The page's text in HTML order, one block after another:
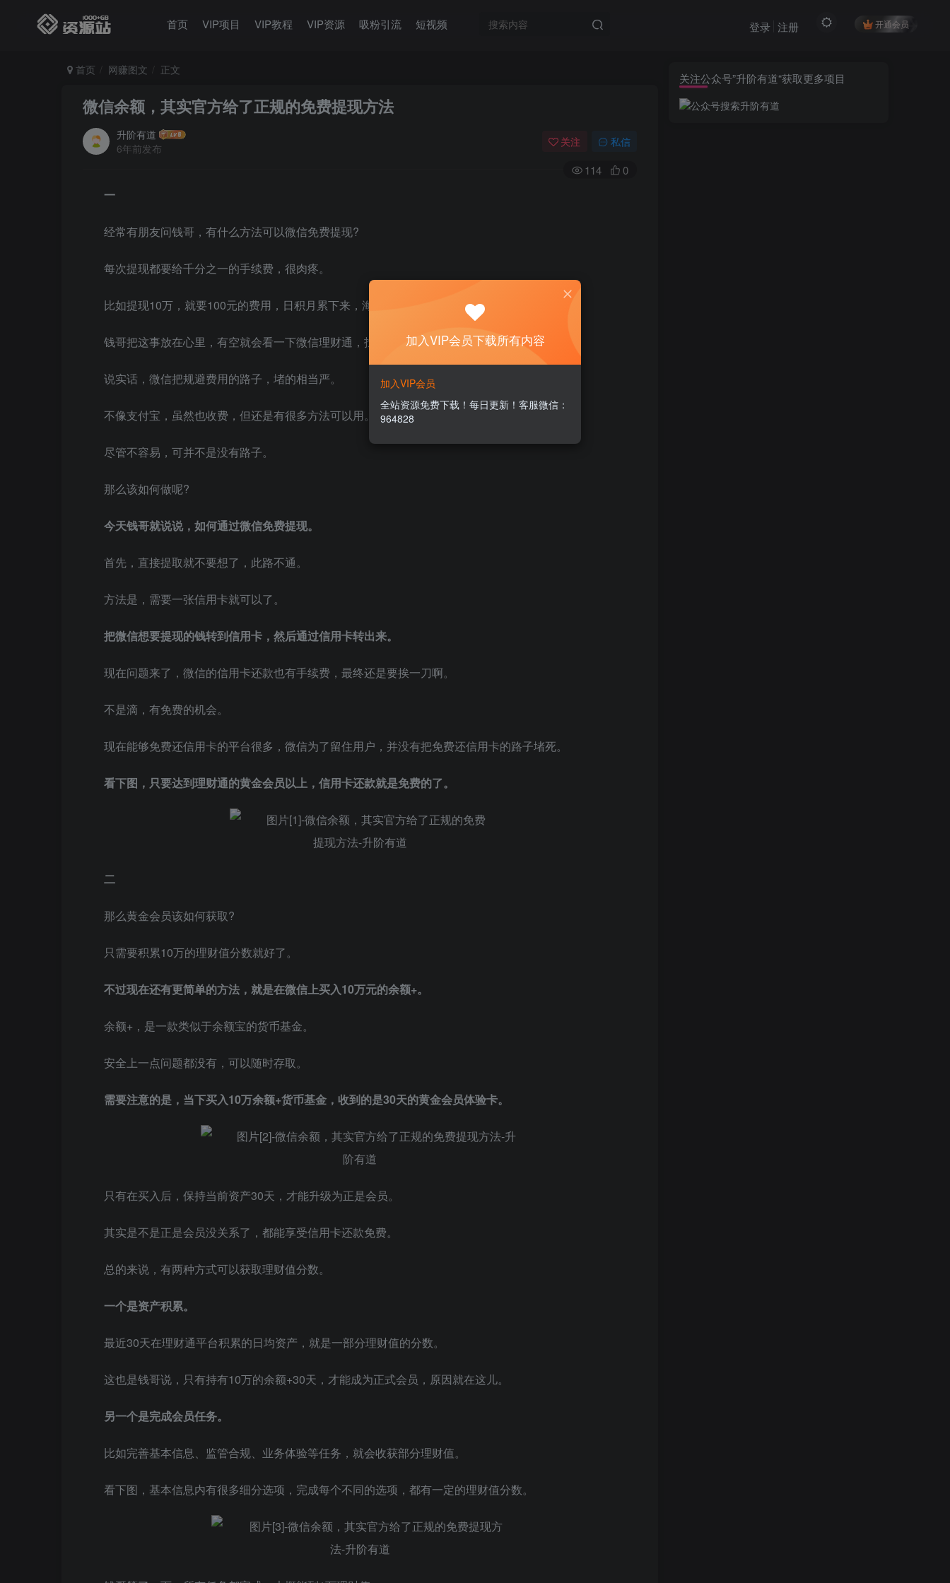
首页 VIP项目 VIP教程 VIP资源 吸粉引流 短视频 开通会员
登录 注册
首页 网赚图文 正文
微信余额，其实官方给了正规的免费提现方法
升阶有道
6年前发布
关注 私信
114 0
一
经常有朋友问钱哥，有什么方法可以微信免费提现?
每次提现都要给千分之一的手续费，很肉疼。
比如提现10万，就要100元的费用，日积月累下来，海底捞都少吃很多次了。
钱哥把这事放在心里，有空就会看一下微信理财通，找找路子。
说实话，微信把规避费用的路子，堵的相当严。
不像支付宝，虽然也收费，但还是有很多方法可以用。
尽管不容易，可并不是没有路子。
那么该如何做呢?
今天钱哥就说说，如何通过微信免费提现。
首先，直接提取就不要想了，此路不通。
方法是，需要一张信用卡就可以了。
把微信想要提现的钱转到信用卡，然后通过信用卡转出来。
现在问题来了，微信的信用卡还款也有手续费，最终还是要挨一刀啊。
不是滴，有免费的机会。
现在能够免费还信用卡的平台很多，微信为了留住用户，并没有把免费还信用卡的路子堵死。
看下图，只要达到理财通的黄金会员以上，信用卡还款就是免费的了。
二
那么黄金会员该如何获取?
只需要积累10万的理财值分数就好了。
不过现在还有更简单的方法，就是在微信上买入10万元的余额+。
余额+，是一款类似于余额宝的货币基金。
安全上一点问题都没有，可以随时存取。
需要注意的是，当下买入10万余额+货币基金，收到的是30天的黄金会员体验卡。
只有在买入后，保持当前资产30天，才能升级为正是会员。
其实是不是正是会员没关系了，都能享受信用卡还款免费。
总的来说，有两种方式可以获取理财值分数。
一个是资产积累。
最近30天在理财通平台积累的日均资产，就是一部分理财值的分数。
这也是钱哥说，只有持有10万的余额+30天，才能成为正式会员，原因就在这儿。
另一个是完成会员任务。
比如完善基本信息、监管合规、业务体验等任务，就会收获部分理财值。
看下图，基本信息内有很多细分选项，完成每个不同的选项，都有一定的理财值分数。
关注公众号”升阶有道“获取更多项目
加入VIP会员下载所有内容
加入VIP会员
全站资源免费下载！每日更新！客服微信：
964828